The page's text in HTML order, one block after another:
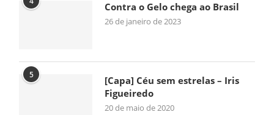
Contra o Gelo chega ao Brasil
26 de janeiro de 2023
5
[Capa] Céu sem estrelas – Iris
Figueiredo
20 de maio de 2020